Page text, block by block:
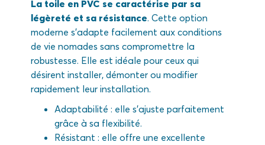
La toile en PVC se caractérise par sa
légèreté et sa résistance. Cette option
moderne s’adapte facilement aux conditions
de vie nomades sans compromettre la
robustesse. Elle est idéale pour ceux qui
désirent installer, démonter ou modifier
rapidement leur installation.
Adaptabilité : elle s’ajuste parfaitement
grâce à sa flexibilité.
Résistant : elle offre une excellente